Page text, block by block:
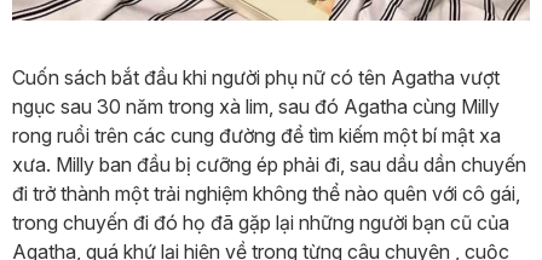
Cuốn sách bắt đầu khi người phụ nữ có tên Agatha vượt
ngục sau 30 năm trong xà lim, sau đó Agatha cùng Milly
rong ruổi trên các cung đường để tìm kiếm một bí mật xa
xưa. Milly ban đầu bị cưỡng ép phải đi, sau dầu dần chuyến
đi trở thành một trải nghiệm không thể nào quên với cô gái,
trong chuyến đi đó họ đã gặp lại những người bạn cũ của
Agatha, quá khứ lại hiện về trong từng câu chuyện , cuộc